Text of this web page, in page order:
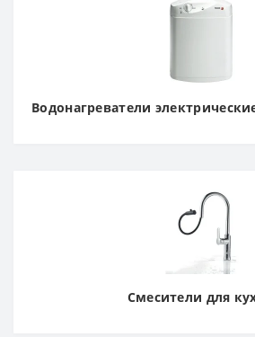
Водонагреватели
Смесители для